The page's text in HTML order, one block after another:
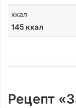
ккал
145 ккал
Рецепт